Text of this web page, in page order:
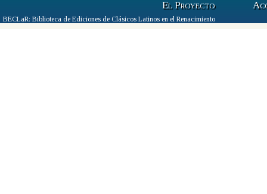
El Proyecto
BECLaR: Biblioteca de Ediciones de Clásicos Latinos en el Renacimiento